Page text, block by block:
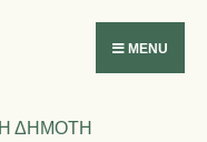
εργαλείων
MENU
ΔΗΜΟΤΗ